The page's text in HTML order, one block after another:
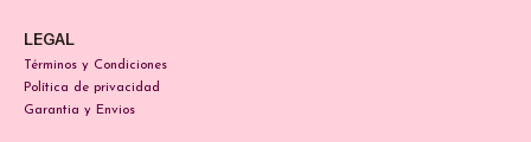
LEGAL
Términos y Condiciones
Política de privacidad
Garantia y Envios